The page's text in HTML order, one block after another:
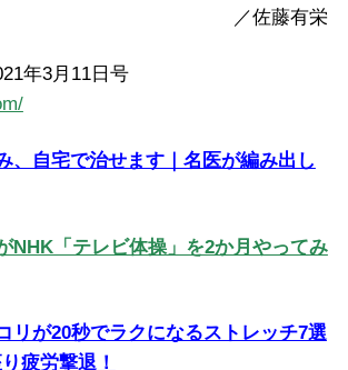
／佐藤有栄
年3月11日号
、自宅で治せます｜名医が編み出し
NHK「テレビ体操」を2か月やってみ
リが20秒でラクになるストレッチ7選
疲労撃退！